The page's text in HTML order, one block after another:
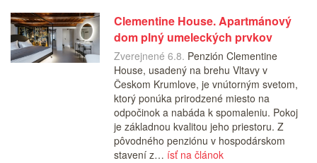
Clementine House. Apartmánový
dom plný umeleckých prvkov
Zverejnené 6.8. Penzión Clementine
House, usadený na brehu Vltavy v
Českom Krumlove, je vnútorným svetom,
ktorý ponúka prirodzené miesto na
odpočinok a nabáda k spomaleniu. Pokoj
je základnou kvalitou jeho priestoru. Z
pôvodného penziónu v hospodárskom
stavení z… ísť na článok